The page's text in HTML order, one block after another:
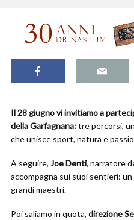
Il 28 giugno vi invitiamo a
della Garfagnana:tre percorsi,
che unisce sport, natura e
A seguire, Joe Denti, narratore
accompagna sui suoi sentieri:
grandi maestri.
Poi saliamo in quota, direzione